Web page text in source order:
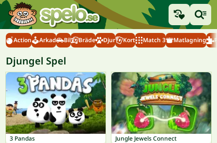
Action Arkad Bil Bräde Djur Kort Match 3 Matlagning
Djungel Spel
3 Pandas Jungle Jewels Connect